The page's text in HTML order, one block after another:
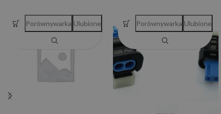
Porównywarka Ulubione Porównywarka Ulubione